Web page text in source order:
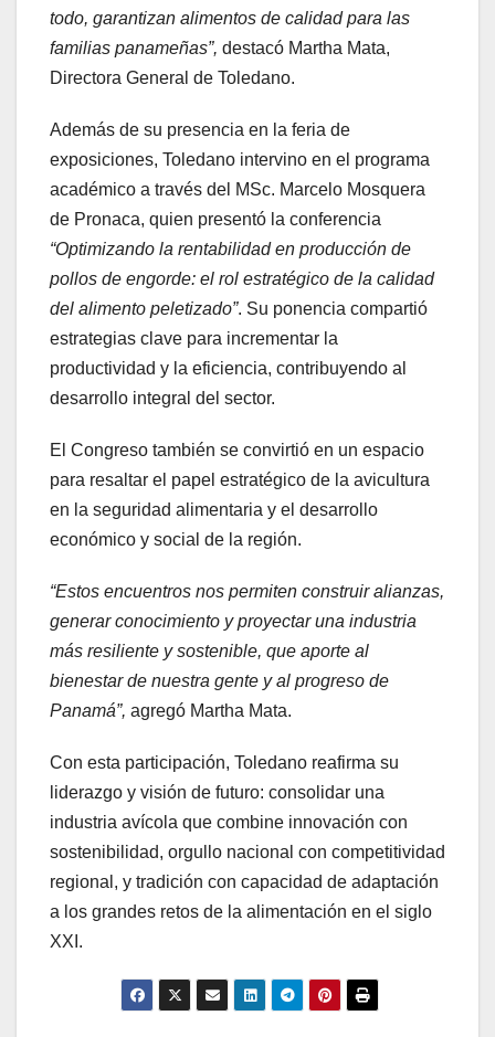
todo, garantizan alimentos de calidad para las
familias panameñas”, destacó Martha Mata,
Directora General de Toledano.
Además de su presencia en la feria de
exposiciones, Toledano intervino en el programa
académico a través del MSc. Marcelo Mosquera
de Pronaca, quien presentó la conferencia
“Optimizando la rentabilidad en producción de
pollos de engorde: el rol estratégico de la calidad
del alimento peletizado”. Su ponencia compartió
estrategias clave para incrementar la
productividad y la eficiencia, contribuyendo al
desarrollo integral del sector.
El Congreso también se convirtió en un espacio
para resaltar el papel estratégico de la avicultura
en la seguridad alimentaria y el desarrollo
económico y social de la región.
“Estos encuentros nos permiten construir alianzas,
generar conocimiento y proyectar una industria
más resiliente y sostenible, que aporte al
bienestar de nuestra gente y al progreso de
Panamá”, agregó Martha Mata.
Con esta participación, Toledano reafirma su
liderazgo y visión de futuro: consolidar una
industria avícola que combine innovación con
sostenibilidad, orgullo nacional con competitividad
regional, y tradición con capacidad de adaptación
a los grandes retos de la alimentación en el siglo
XXI.